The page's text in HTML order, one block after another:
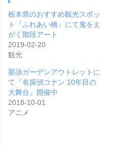
栃木県のおすすめ観光スポッ
ト『ふれあい橋』にて鬼をえ
がく階段アート
2019-02-20
観光
那須ガーデンアウトレットに
て『名探偵コナン 10年目の
大舞台』開催中
2018-10-01
アニメ